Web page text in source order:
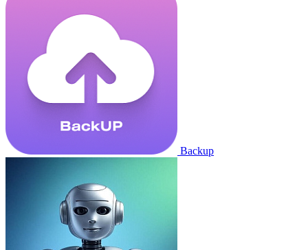
Backup